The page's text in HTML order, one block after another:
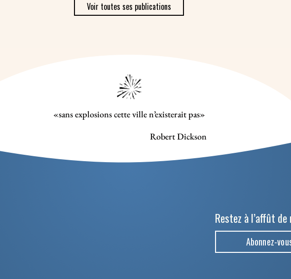
Voir toutes ses publications
«sans explosions cette ville n’existerait pas»
Robert Dickson
Restez à l’affût
Abonnez-